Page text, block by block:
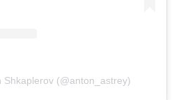
Shkaplerov (@anton_astrey)